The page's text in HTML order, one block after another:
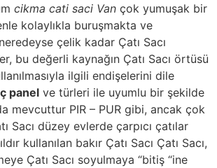
cikma cati saci Van çok yumuşak bir
kolaylıkla buruşmakta ve
çelik kadar Çatı Sacı
bu değerli kaynağın Çatı Sacı örtüsü
ilgili endişelerini dile
panel ve türleri ile uyumlu bir şekilde
mevcuttur PIR – PUR gibi, ancak çok
Sacı düzey evlerde çarpıcı çatılar
kullanılan bakır Çatı Sacı Çatı Sacı,
Çatı Sacı soyulmaya “bitiş “ine